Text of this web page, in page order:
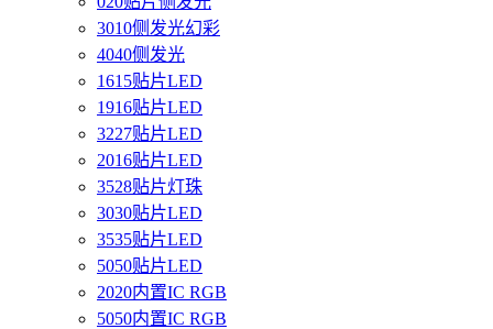
3010侧发光幻彩
4040侧发光
1615贴片LED
1916贴片LED
3227贴片LED
2016贴片LED
3528贴片灯珠
3030贴片LED
3535贴片LED
5050贴片LED
2020内置IC RGB
5050内置IC RGB